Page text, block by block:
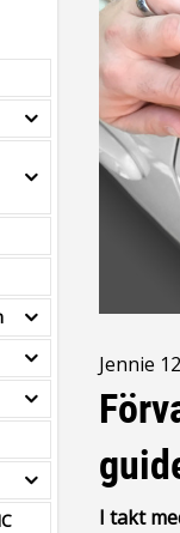
Jennie
I takt